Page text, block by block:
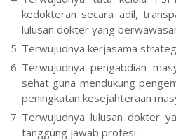
kedokteran secara adil,
lulusan dokter yang
Terwujudnya kerjasama
Terwujudnya pengabdian
sehat guna mendukung
peningkatan kesejahteraan
Terwujudnya lulusan dokter
tanggung jawab profesi.